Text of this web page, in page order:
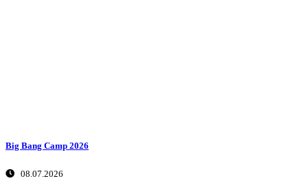
Big Bang Camp 2026
08.07.2026